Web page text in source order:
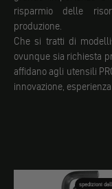
risparmio delle
produzione.
Che si tratti di
ovunque sia richiesta
affidano agli utensili
innovazione,
spedizioni